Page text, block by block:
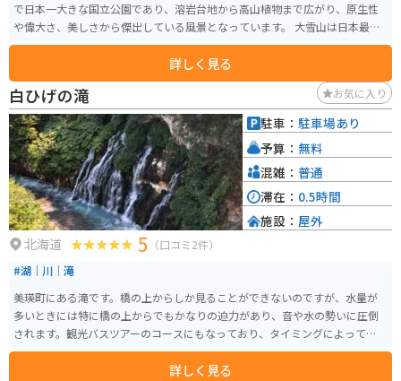
で日本一大きな国立公園であり、溶岩台地から高山植物まで広がり、原生性
や偉大さ、美しさから傑出している風景となっています。 大雪山は日本最高
峰である旭岳を中心に、2,000m級の山々が連なっています。高い緯度によ
り、日本一早い紅葉が観賞できます。山麓には豊富な温泉があり、多くの登
山・トレッキングコースも整備されています。 大雪山は広大な山岳風景、花
畑、紅葉などが魅力です。ロープウェイがあり雄大な山の景色を楽しむこと
ができます。
詳しく見る
白ひげの滝 お気に入り
北海道 5 （口コミ2件）
#湖｜川｜滝
美瑛町にある滝です。橋の上からしか見ることができないのですが、水量が
多いときには特に橋の上からでもかなりの迫力があり、音や水の勢いに圧倒
されます。観光バスツアーのコースにもなっており、タイミングによっては
混雑しますが、美瑛付近に来たら一度は見たいスポットです。
詳しく見る
駐車： 駐車場あり
予算： 無料
混雑： 普通
滞在： 0.5時間
施設： 屋外